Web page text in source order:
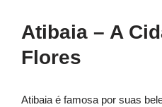
Atibaia – A
Flores
Atibaia é famosa por suas